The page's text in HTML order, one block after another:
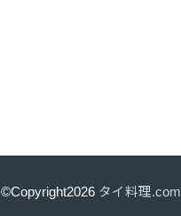
©Copyright2026 タイ料理.com